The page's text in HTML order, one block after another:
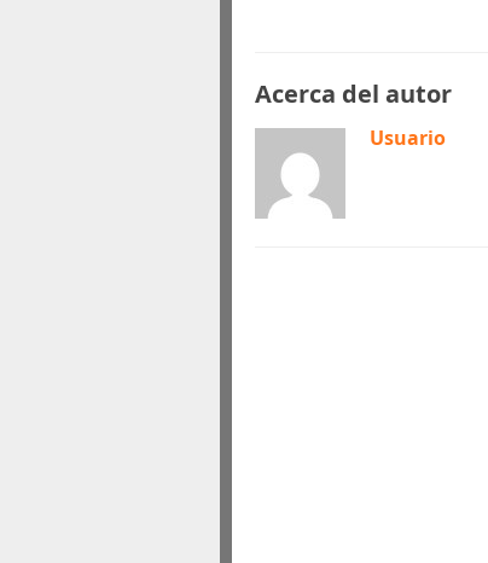
Acerca del autor
Usuario